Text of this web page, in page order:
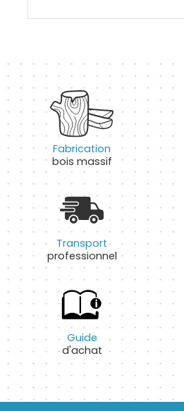
Fabrication
bois massif
Transport
professionnel
Guide
d'achat